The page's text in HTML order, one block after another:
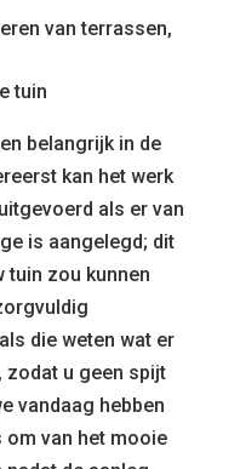
van terrassen,
tuin
belangrijk in de
kan het werk
als er van
is aangelegd; dit
tuin zou kunnen
die weten wat er
zodat u geen spijt
vandaag hebben
om van het mooie